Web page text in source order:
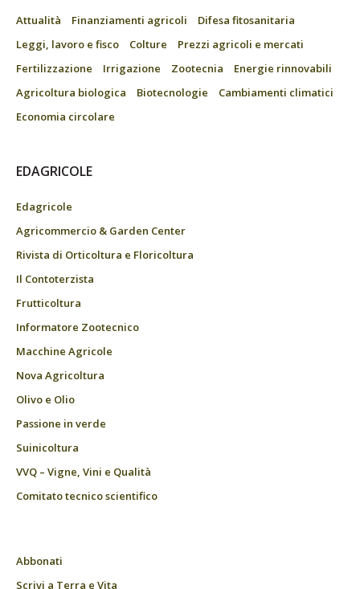
Attualità Finanziamenti agricoli
Difesa fitosanitaria
Leggi, lavoro e fisco
Colture
Prezzi agricoli e mercati
Fertilizzazione
Irrigazione Zootecnia
Energie rinnovabili
Agricoltura biologica
Biotecnologie
Cambiamenti climatici
Economia circolare
EDAGRICOLE
Edagricole
Agricommercio & Garden Center
Rivista di Orticoltura e Floricoltura
Il Contoterzista
Frutticoltura
Informatore Zootecnico
Macchine Agricole
Nova Agricoltura
Olivo e Olio
Passione in verde
Suinicoltura
VVQ – Vigne, Vini e Qualità
Comitato tecnico scientifico
Abbonati
Scrivi a Terra e Vita